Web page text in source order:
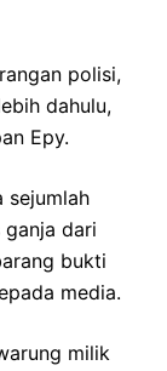
polisi,
dahulu,
Epy.
sejumlah
dari
bukti
media.
milik